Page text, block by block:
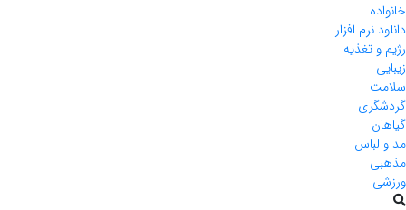
خانواده
دانلود نرم افزار
رژیم و تغذیه
زیبایی
سلامت
گردشگری
گیاهان
مد و لباس
مذهبی
ورزشی